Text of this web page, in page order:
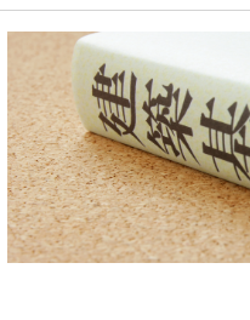
や承継で迷うこともあるでしょう
は、不動産貸付における事業的規
や、個人でアパート経営を行う際
意点、開業時の手続きまでを解説し
ート経営においては、個人とし
ているかどうかをしっかりと理解
要なので、ぜひ参考にしてくださ